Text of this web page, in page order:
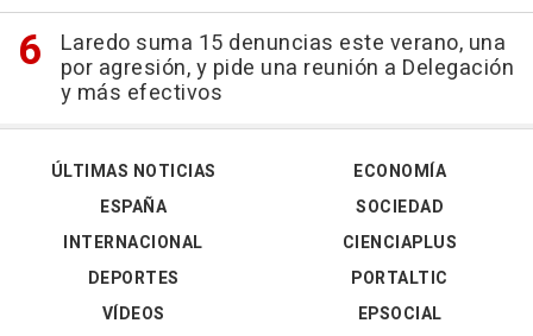
Laredo suma 15 denuncias este verano, una
por agresión, y pide una reunión a Delegación
y más efectivos
ÚLTIMAS NOTICIAS
ESPAÑA
INTERNACIONAL
DEPORTES
VÍDEOS
ECONOMÍA
SOCIEDAD
CIENCIAPLUS
PORTALTIC
EPSOCIAL